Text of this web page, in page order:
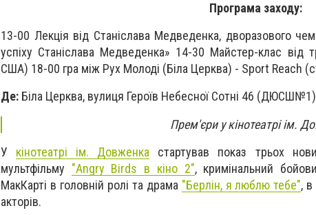
Програма заходу:
13-00 Лекція від Станіслава Медведенка, дворазового
успіху Станіслава Медведенка» 14-30 Майстер-клас від
США) 18-00 гра між Рух Молоді (Біла Церква) - Sport Reach
Де: Біла Церква, вулиця Героїв Небесної Сотні 46 (ДЮСШ№1)
Прем'єри у кінотеатрі ім.
У кінотеатрі ім. Довженка стартував показ трьох
мультфільму "Angry Birds в кіно 2", кримінальний
МакКарті в головній ролі та драма "Берлін, я люблю тебе", в
акторів.